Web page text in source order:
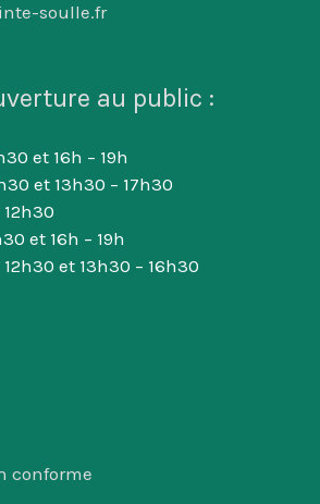
soulle.fr
au public :
et 16h – 19h
et 13h30 – 17h30
et 16h – 19h
et 13h30 – 16h30
conforme